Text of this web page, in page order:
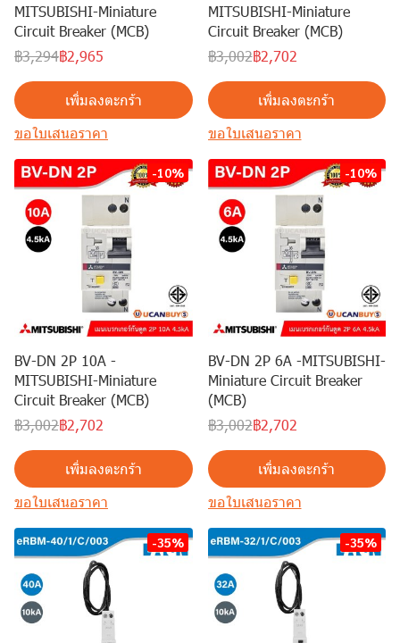
MITSUBISHI-Miniature
Circuit Breaker (MCB)
฿3,294฿2,965
เพิ่มลงตะกร้า
ขอใบเสนอราคา
MITSUBISHI-Miniature
Circuit Breaker (MCB)
฿3,002฿2,702
เพิ่มลงตะกร้า
ขอใบเสนอราคา
-10%
BV-DN 2P 10A -
MITSUBISHI-Miniature
Circuit Breaker (MCB)
฿3,002฿2,702
เพิ่มลงตะกร้า
ขอใบเสนอราคา
-10%
BV-DN 2P 6A -MITSUBISHI-
Miniature Circuit Breaker
(MCB)
฿3,002฿2,702
เพิ่มลงตะกร้า
ขอใบเสนอราคา
-35% -35%